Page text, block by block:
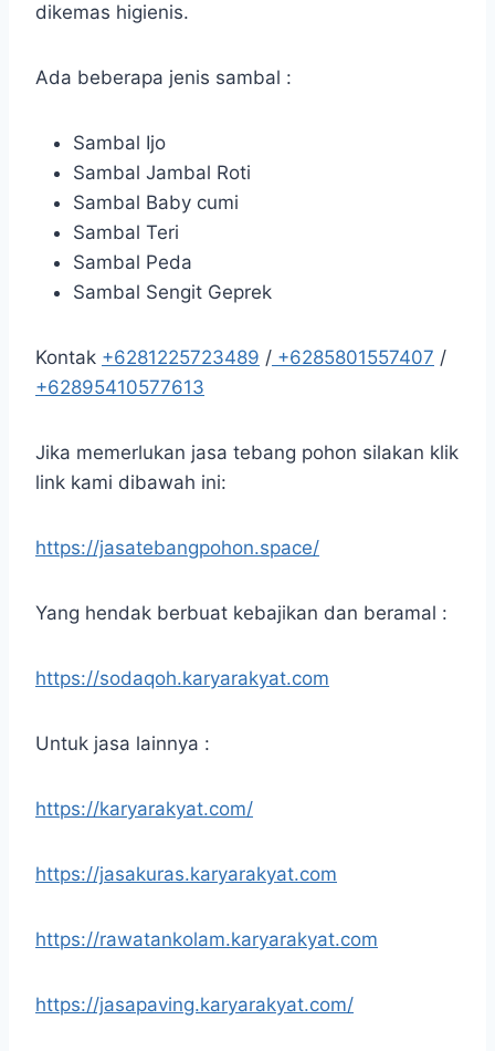
dikemas higienis.
Ada beberapa jenis sambal :
Sambal Ijo
Sambal Jambal Roti
Sambal Baby cumi
Sambal Teri
Sambal Peda
Sambal Sengit Geprek
Kontak +6281225723489 / +6285801557407 /
+62895410577613
Jika memerlukan jasa tebang pohon silakan klik
link kami dibawah ini:
https://jasatebangpohon.space/
Yang hendak berbuat kebajikan dan beramal :
https://sodaqoh.karyarakyat.com
Untuk jasa lainnya :
https://karyarakyat.com/
https://jasakuras.karyarakyat.com
https://rawatankolam.karyarakyat.com
https://jasapaving.karyarakyat.com/